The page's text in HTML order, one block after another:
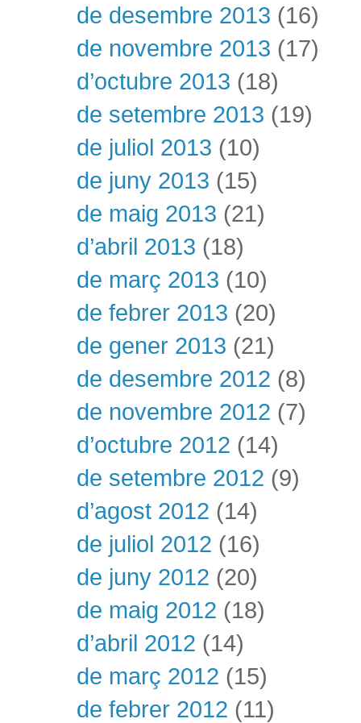
de desembre 2013 (16)
de novembre 2013 (17)
d’octubre 2013 (18)
de setembre 2013 (19)
de juliol 2013 (10)
de juny 2013 (15)
de maig 2013 (21)
d’abril 2013 (18)
de març 2013 (10)
de febrer 2013 (20)
de gener 2013 (21)
de desembre 2012 (8)
de novembre 2012 (7)
d’octubre 2012 (14)
de setembre 2012 (9)
d’agost 2012 (14)
de juliol 2012 (16)
de juny 2012 (20)
de maig 2012 (18)
d’abril 2012 (14)
de març 2012 (15)
de febrer 2012 (11)